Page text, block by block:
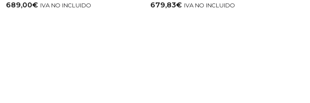
689,00€ IVA NO INCLUIDO
679,83€ IVA NO INCLUIDO